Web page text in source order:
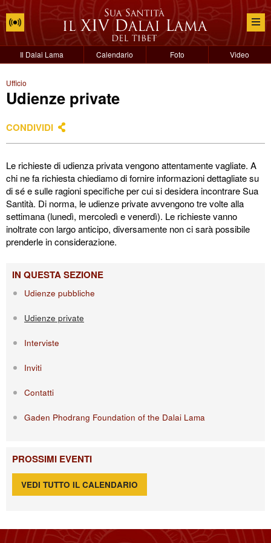
Il Dalai Lama Calendario Foto Video
Ufficio
Udienze private
CONDIVIDI
Le richieste di udienza privata vengono attentamente vagliate. A
chi ne fa richiesta chiediamo di fornire informazioni dettagliate su
di sé e sulle ragioni specifiche per cui si desidera incontrare Sua
Santità. Di norma, le udienze private avvengono tre volte alla
settimana (lunedì, mercoledì e venerdì). Le richieste vanno
inoltrate con largo anticipo, diversamente non ci sarà possibile
prenderle in considerazione.
IN QUESTA SEZIONE
Udienze pubbliche
Udienze private
Interviste
Inviti
Contatti
Gaden Phodrang Foundation of the Dalai Lama
PROSSIMI EVENTI
VEDI TUTTO IL CALENDARIO